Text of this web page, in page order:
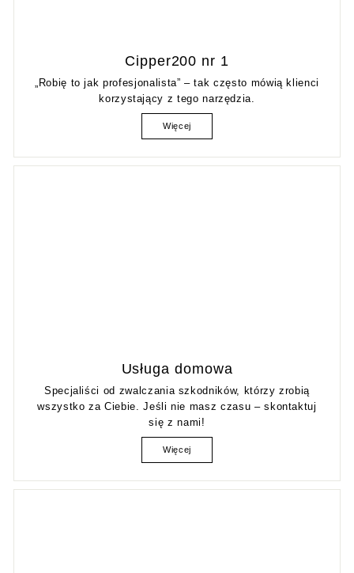
Cipper200 nr 1
„Robię to jak profesjonalista” – tak często mówią klienci
korzystający z tego narzędzia.
Więcej
Usługa domowa
Specjaliści od zwalczania szkodników, którzy zrobią
wszystko za Ciebie. Jeśli nie masz czasu – skontaktuj
się z nami!
Więcej